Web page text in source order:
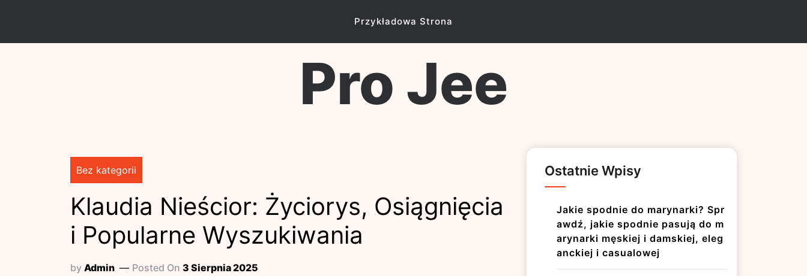
Przykładowa Strona
Pro Jee
Bez kategorii
Klaudia Nieścior: Życiorys, Osiągnięcia
i Popularne Wyszukiwania
by Admin Posted On 3 Sierpnia 2025
Ostatnie Wpisy
Jakie spodnie do marynarki? Spr
awdź, jakie spodnie pasują do m
arynarki męskiej i damskiej, eleg
anckiej i casualowej